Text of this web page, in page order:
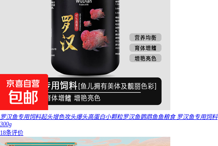
罗汉鱼专用饲料起头增色攻头爆头高蛋白小颗粒罗汉鱼鹦鹉鱼鱼粮食 罗汉鱼专用饲料
300g
18条评价